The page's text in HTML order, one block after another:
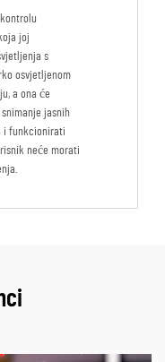
joj
s
osvjetljenom
a ona će
jasnih
i funkcionirati
neće morati